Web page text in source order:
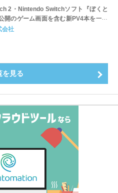
2・Nintendo Switchソフト『ぼくと
開のゲーム画面を含む新PV4本を一挙
会社
を見る